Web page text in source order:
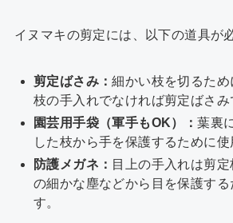
イヌマキの剪定には、以下の道具が
剪定ばさみ：細かい枝を切るた
枝の手入れでなければ剪定ばさみ
園芸用手袋（軍手もOK）：葉裏
した枝から手を保護するために使
防護メガネ： 目上の手入れは剪
の細かな塵などから目を保護する
す。